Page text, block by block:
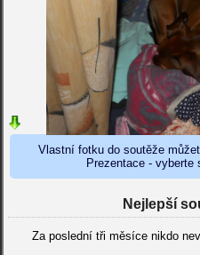
Vlastní fotku do soutěže
Prezentace - vyberte
Nejlepší
Za poslední tři měsíce nikdo